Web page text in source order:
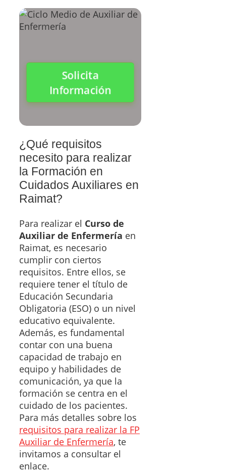
Solicita
Información
¿Qué requisitos
necesito para realizar
la Formación en
Cuidados Auxiliares en
Raimat?
Para realizar el Curso de
Auxiliar de Enfermería en
Raimat, es necesario
cumplir con ciertos
requisitos. Entre ellos, se
requiere tener el título de
Educación Secundaria
Obligatoria (ESO) o un nivel
educativo equivalente.
Además, es fundamental
contar con una buena
capacidad de trabajo en
equipo y habilidades de
comunicación, ya que la
formación se centra en el
cuidado de los pacientes.
Para más detalles sobre los
requisitos para realizar la FP
Auxiliar de Enfermería, te
invitamos a consultar el
enlace.